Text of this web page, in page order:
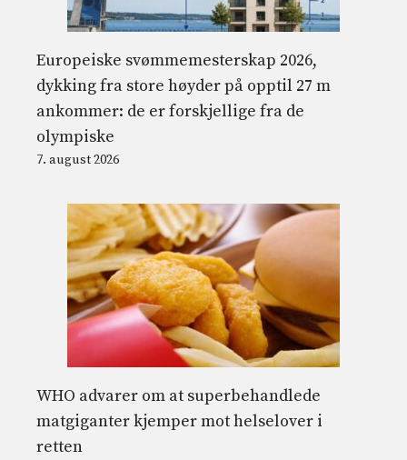
Europeiske svømmemesterskap 2026,
dykking fra store høyder på opptil 27 m
ankommer: de er forskjellige fra de
olympiske
7. august 2026
WHO advarer om at superbehandlede
matgiganter kjemper mot helselover i
retten